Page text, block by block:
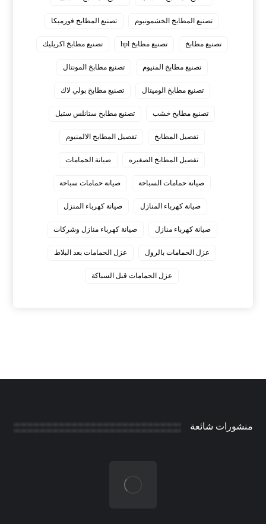
تصنيع المطابخ الخشمونيوم تصنيع المطابخ فورميكا
تصنيع مطابخ تصنيع مطابخ hpl تصنيع مطابخ اكريليك
تصنيع مطابخ المنيوم تصنيع مطابخ المونتال
تصنيع مطابخ الوميتال تصنيع مطابخ بولي لاك
تصنيع مطابخ خشب تصنيع مطابخ ستانلس ستيل
تفصيل المطابخ تفصيل المطابخ الالمنيوم
تفصيل المطابخ الصغيره صيانة الحمامات
صيانة حمامات السباحة صيانة حمامات سباحة
صيانة كهرباء المنازل صيانة كهرباء المنزل
صيانة كهرباء منازل صيانة كهرباء منازل وشركات
عزل الحمامات بالرول عزل الحمامات بعد البلاط
عزل الحمامات قبل السباكة
منشورات شائعة